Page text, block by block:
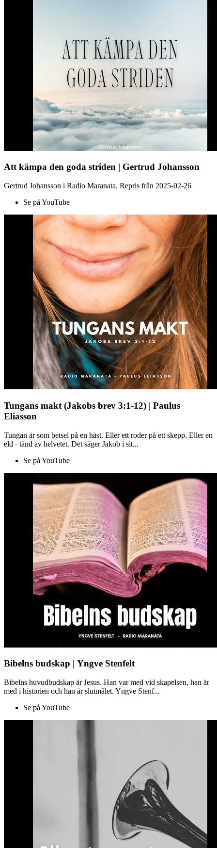
Att kämpa den goda striden | Gertrud Johansson
Gertrud Johansson i Radio Maranata. Repris från 2025-02-26
Se på YouTube
Tungans makt (Jakobs brev 3:1-12) | Paulus
Eliasson
Tungan är som betsel på en häst. Eller ett roder på ett skepp. Eller en
eld - tänd av helvetet. Det säger Jakob i sit...
Se på YouTube
Bibelns budskap | Yngve Stenfelt
Bibelns huvudbudskap är Jesus. Han var med vid skapelsen, han är
med i historien och han är slutmålet. Yngve Stenf...
Se på YouTube